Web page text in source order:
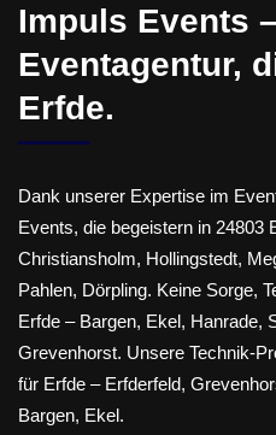
Impuls Events
Eventagentur,
Erfde.
Dank unserer Expertise im
Events, die begeistern in 24803
Christiansholm, Hollingstedt,
Pahlen, Dörpling. Keine Sorge,
Erfde – Bargen, Ekel, Hanrade,
Grevenhorst. Unsere Technik-
für Erfde – Erfderfeld,
Bargen, Ekel.